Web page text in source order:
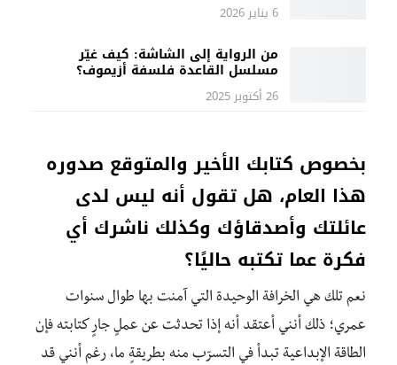
6 يناير 2026
من الرواية إلى الشاشة: كيف غيّر
مسلسل القاعدة فلسفة أزيموف؟
26 أكتوبر 2025
بخصوص كتابك الأخير والمتوقع صدوره
هذا العام، هل تقول أنه ليس لدى
عائلتك وأصدقاؤك وكذلك ناشرك أي
فكرة عما تكتبه حاليًا؟
نعم تلك هي الخرافة الوحيدة التي آمنت بها طوال سنوات
عمري؛ ذلك أنني أعتقد أنه إذا تحدثت عن عملٍ جارٍ كتابته فإن
الطاقة الإبداعية تبدأ في التسرّب منه بطريقةٍ ما، رغم أنني قد